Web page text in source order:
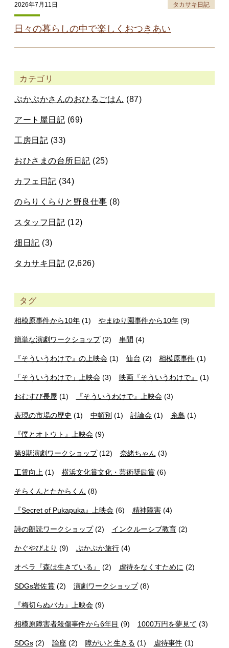
2026年7月11日 タカサキ日記
日々の暮らしの中で楽しくおつきあい
カテゴリ
ぷかぷかさんのおひるごはん (87)
アート屋日記 (69)
工房日記 (33)
おひさまの台所日記 (25)
カフェ日記 (34)
のらりくらりと野良仕事 (8)
スタッフ日記 (12)
畑日記 (3)
タカサキ日記 (2,626)
タグ
相模原事件から10年 (1) やまゆり園事件から10年(9)
簡単な演劇ワークショップ(2) 串間 (4)
『そういうわけで』の上映会 (1) 仙台 (2) 相模原事件 (1)
「そういうわけで」上映会 (3) 映画『そういうわけで』 (1)
おむすび長屋 (1) 『そういうわけで』上映会(3)
表現の市場の歴史 (1) 中頓別 (1) 討論会 (1) 糸島 (1)
『僕とオトウト』上映会 (9)
第9期演劇ワークショップ(12) 奈緒ちゃん (3)
工賃向上 (1) 横浜文化賞文化・芸術奨励賞(6)
そらくんとたからくん (8)
『Secret of Pukapuka』上映会 (6) 精神障害(4)
詩の朗読ワークショップ(2) インクルーシブ教育(2)
かぐやびより (9) ぷかぷか旅行(4)
オペラ『森は生きている』 (2) 虐待をなくすために (2)
SDGs岩佐賞 (2) 演劇ワークショップ(8)
『梅切らぬバカ』上映会 (9)
相模原障害者殺傷事件から6年目 (9) 1000万円を夢見て (3)
SDGs (2) 論座 (2) 障がいと生きる (1) 虐待事件 (1)